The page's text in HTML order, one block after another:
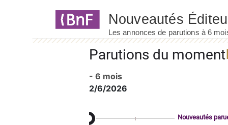
Parutions du moment
- 6 mois
2/6/2026
Nouveautés